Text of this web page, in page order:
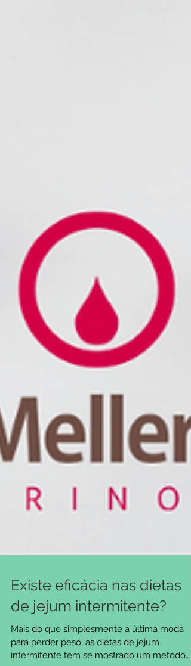
Existe eficácia nas dietas
de jejum intermitente?
Mais do que simplesmente a última moda